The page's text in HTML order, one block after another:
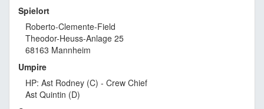
Spielort
Roberto-Clemente-Field
Theodor-Heuss-Anlage 25
68163 Mannheim
Umpire
HP: Ast Rodney (C) - Crew Chief
Ast Quintin (D)